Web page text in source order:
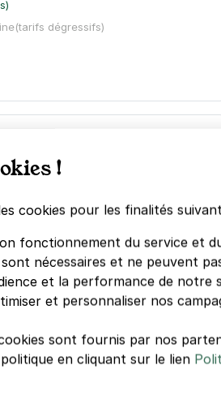
(tarifs dégressifs)
Ange
de Rothschild - Boulogne
!
cookies pour les finalités
fonctionnement du service et
nécessaires et ne peuvent
et la performance de notre
et personnaliser nos
sont fournis par nos
en cliquant sur le lien